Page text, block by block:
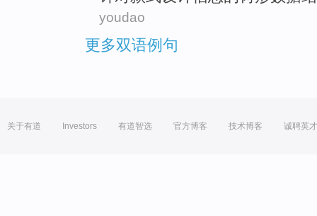
youdao
更多双语例句
关于有道 Investors 有道智选 官方博客 技术博客 诚聘英才